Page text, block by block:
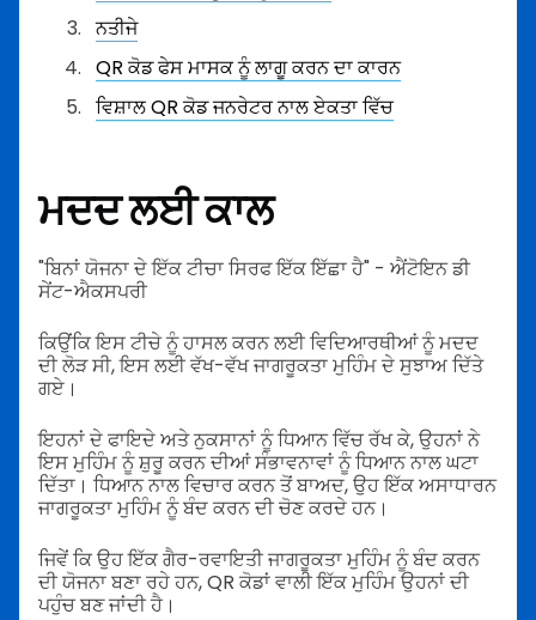
ਨਤੀਜੇ
QR ਕੋਡ ਫੇਸ ਮਾਸਕ ਨੂੰ ਲਾਗੂ ਕਰਨ ਦਾ ਕਾਰਨ
ਵਿਸ਼ਾਲ QR ਕੋਡ ਜਨਰੇਟਰ ਨਾਲ ਏਕਤਾ ਵਿੱਚ
ਮਦਦ ਲਈ ਕਾਲ
"ਬਿਨਾਂ ਯੋਜਨਾ ਦੇ ਇੱਕ ਟੀਚਾ ਸਿਰਫ ਇੱਕ ਇੱਛਾ ਹੈ" - ਐਂਟੋਇਨ ਡੀ
ਸੇਂਟ-ਐਕਸਪਰੀ
ਕਿਉਂਕਿ ਇਸ ਟੀਚੇ ਨੂੰ ਹਾਸਲ ਕਰਨ ਲਈ ਵਿਦਿਆਰਥੀਆਂ ਨੂੰ ਮਦਦ
ਦੀ ਲੋੜ ਸੀ, ਇਸ ਲਈ ਵੱਖ-ਵੱਖ ਜਾਗਰੂਕਤਾ ਮੁਹਿੰਮ ਦੇ ਸੁਝਾਅ ਦਿੱਤੇ
ਗਏ।
ਇਹਨਾਂ ਦੇ ਫਾਇਦੇ ਅਤੇ ਨੁਕਸਾਨਾਂ ਨੂੰ ਧਿਆਨ ਵਿੱਚ ਰੱਖ ਕੇ, ਉਹਨਾਂ ਨੇ
ਇਸ ਮੁਹਿੰਮ ਨੂੰ ਸ਼ੁਰੂ ਕਰਨ ਦੀਆਂ ਸੰਭਾਵਨਾਵਾਂ ਨੂੰ ਧਿਆਨ ਨਾਲ ਘਟਾ
ਦਿੱਤਾ। ਧਿਆਨ ਨਾਲ ਵਿਚਾਰ ਕਰਨ ਤੋਂ ਬਾਅਦ, ਉਹ ਇੱਕ ਅਸਾਧਾਰਨ
ਜਾਗਰੂਕਤਾ ਮੁਹਿੰਮ ਨੂੰ ਬੰਦ ਕਰਨ ਦੀ ਚੋਣ ਕਰਦੇ ਹਨ।
ਜਿਵੇਂ ਕਿ ਉਹ ਇੱਕ ਗੈਰ-ਰਵਾਇਤੀ ਜਾਗਰੂਕਤਾ ਮੁਹਿੰਮ ਨੂੰ ਬੰਦ ਕਰਨ
ਦੀ ਯੋਜਨਾ ਬਣਾ ਰਹੇ ਹਨ, QR ਕੋਡਾਂ ਵਾਲੀ ਇੱਕ ਮੁਹਿੰਮ ਉਹਨਾਂ ਦੀ
ਪਹੁੰਚ ਬਣ ਜਾਂਦੀ ਹੈ।